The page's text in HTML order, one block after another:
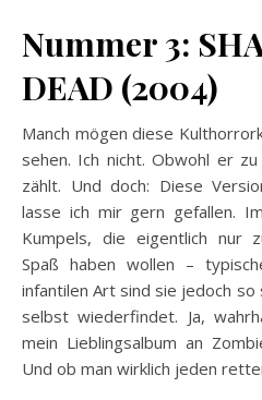
Nummer 3:
DEAD (2004)
Manch mögen diese
sehen. Ich nicht. Obwohl er
zählt. Und doch: Diese
lasse ich mir gern gefallen.
Kumpels, die eigentlich nur
Spaß haben wollen –
infantilen Art sind sie jedoch so
selbst wiederfindet. Ja,
mein Lieblingsalbum an
Und ob man wirklich jeden